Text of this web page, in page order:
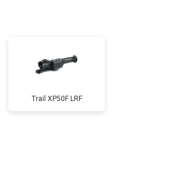
Заказать
Trail XP50F LRF